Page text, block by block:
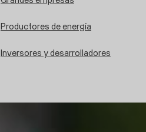
Productores de energía
Inversores y desarrolladores